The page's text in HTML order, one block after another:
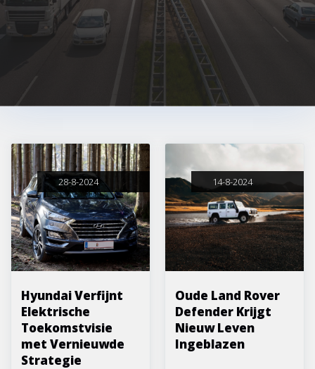
28-8-2024
Hyundai Verfijnt
Elektrische
Toekomstvisie
met Vernieuwde
Strategie
14-8-2024
Oude Land Rover
Defender Krijgt
Nieuw Leven
Ingeblazen